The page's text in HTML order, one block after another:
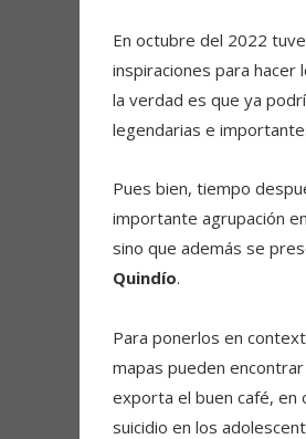
En octubre del 2022
inspiraciones para hacer
la verdad es que ya
legendarias e
Pues bien, tiempo
importante agrupación
sino que además se
Quindío.
Para ponerlos en
mapas pueden
exporta el buen café,
suicidio en los